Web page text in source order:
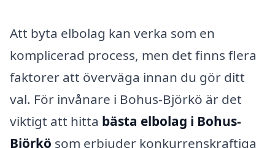
Att byta elbolag kan verka som en
komplicerad process, men det finns flera
faktorer att överväga innan du gör ditt
val. För invånare i Bohus-Björkö är det
viktigt att hitta bästa elbolag i Bohus-
Björkö som erbjuder konkurrenskraftiga